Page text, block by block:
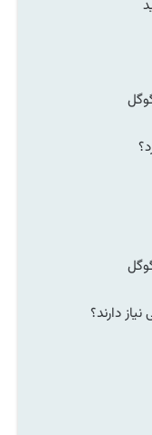
دارند؟